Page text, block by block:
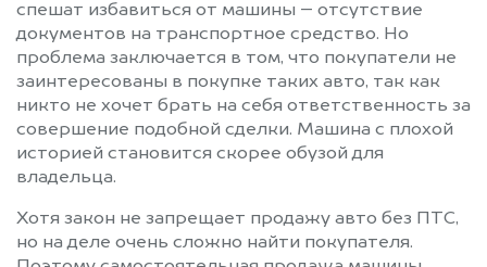
спешат избавиться от машины – отсутствие
документов на транспортное средство. Но
проблема заключается в том, что покупатели не
заинтересованы в покупке таких авто, так как
никто не хочет брать на себя ответственность за
совершение подобной сделки. Машина с плохой
историей становится скорее обузой для
владельца.
Хотя закон не запрещает продажу авто без ПТС,
но на деле очень сложно найти покупателя.